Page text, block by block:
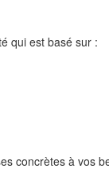
qui est basé sur :
concrètes à vos